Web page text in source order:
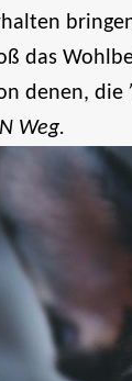
das
denen, die
Weg.